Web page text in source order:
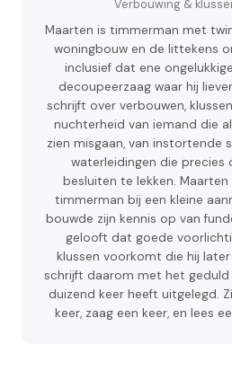
Verbouwing &
Maarten is timmerman met
woningbouw en de littekens
inclusief dat ene
decoupeerzaag waar hij
schrijft over verbouwen,
nuchterheid van iemand die
zien misgaan, van instortende
waterleidingen die precies
besluiten te lekken.
timmerman bij een kleine
bouwde zijn kennis op van
gelooft dat goede
klussen voorkomt die hij
schrijft daarom met het geduld
duizend keer heeft uitgelegd.
keer, zaag een keer, en lees